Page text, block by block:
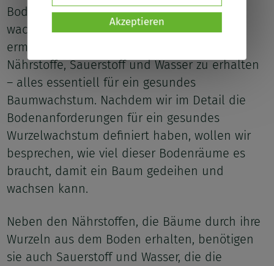
Boden, um in der städtischen Umgebung
wachsen zu können. Diese Bedingungen
ermöglichen es den Wurzeln des Baumes,
Nährstoffe, Sauerstoff und Wasser zu erhalten
– alles essentiell für ein gesundes
Baumwachstum. Nachdem wir im Detail die
Bodenanforderungen für ein gesundes
Wurzelwachstum definiert haben, wollen wir
besprechen, wie viel dieser Bodenräume es
braucht, damit ein Baum gedeihen und
wachsen kann.
Neben den Nährstoffen, die Bäume durch ihre
Wurzeln aus dem Boden erhalten, benötigen
sie auch Sauerstoff und Wasser, die die
Akzeptieren